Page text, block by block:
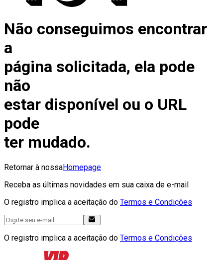
Não conseguimos encontrar
a
página solicitada, ela pode
não
estar disponível ou o URL
pode
ter mudado.
Retornar à nossaHomepage
Receba as últimas novidades em sua caixa de e-mail
O registro implica a aceitação do Termos e Condições
O registro implica a aceitação do Termos e Condições